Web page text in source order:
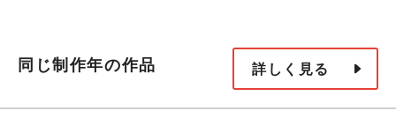
同じ制作年の作品 詳しく見る